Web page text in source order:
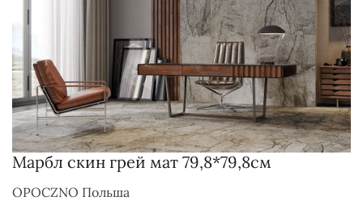
Марбл скин грей мат 79,8*79,8см
OPOCZNO Польша